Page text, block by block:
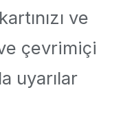
ve
çevrimiçi
uyarılar